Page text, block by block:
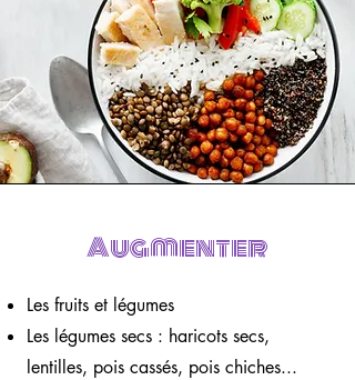
Augmenter
Les fruits et légumes
Les légumes secs : haricots secs,
lentilles, pois cassés, pois chiches...